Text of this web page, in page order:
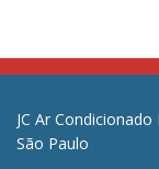
JC Ar
São Paulo